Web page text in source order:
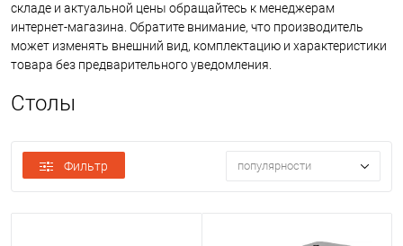
складе и актуальной цены обращайтесь к менеджерам
интернет-магазина. Обратите внимание, что производитель
может изменять внешний вид, комплектацию и характеристики
товара без предварительного уведомления.
Столы
Фильтр популярности